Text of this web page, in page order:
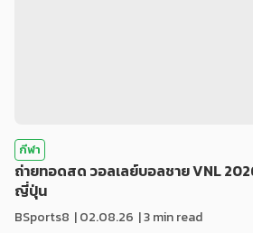
กีฬา
ถ่ายทอดสด วอลเลย์บอลชาย VNL
ญี่ปุ่น
BSports8 |02.08.26 | 3 min read